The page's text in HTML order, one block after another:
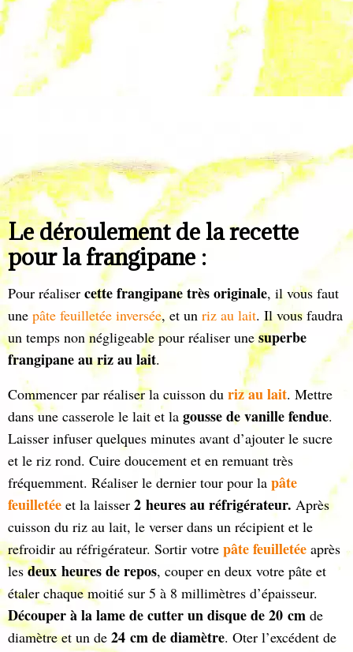
Le déroulement de la recette
pour la frangipane :
Pour réaliser cette frangipane très originale, il vous faut
une pâte feuilletée inversée, et un riz au lait. Il vous faudra
un temps non négligeable pour réaliser unesuperbe
frangipane au riz au lait.
Commencer par réaliser la cuisson du riz au lait. Mettre
dans une casserole le lait et la gousse de vanille fendue.
Laisser infuser quelques minutes avant d’ajouter le sucre
et le riz rond. Cuire doucement et en remuant très
fréquemment. Réaliser le dernier tour pour la pâte
feuilletée et la laisser 2 heures au réfrigérateur. Après
cuisson du riz au lait, le verser dans un récipient et le
refroidir au réfrigérateur. Sortir votre pâte feuilletée après
lesdeux heures de repos, couper en deux votre pâte et
étaler chaque moitié sur 5 à 8 millimètres d’épaisseur.
Découper à la lame de cutter un disque de 20 cm de
diamètre et un de 24 cm de diamètre. Oter l’excédent de